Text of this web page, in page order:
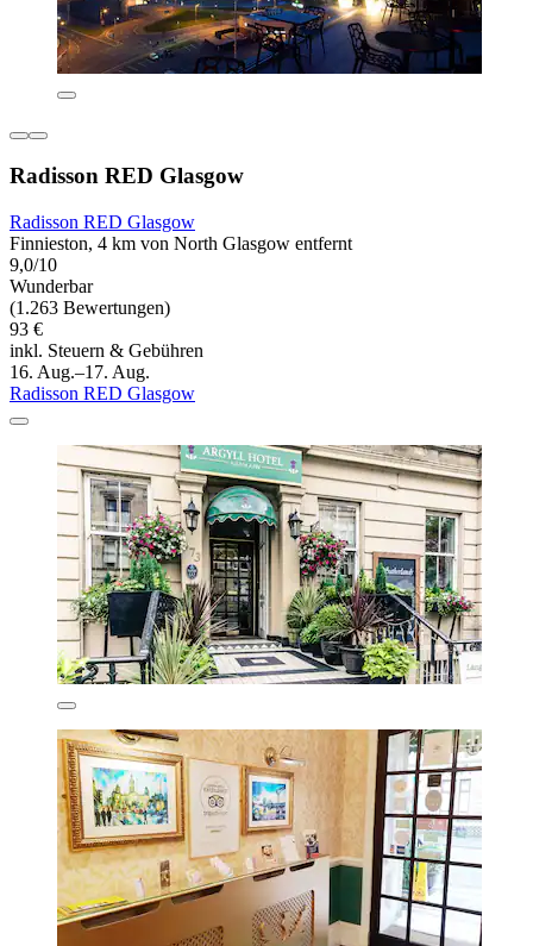
Radisson RED Glasgow
Radisson RED Glasgow
Finnieston, 4 km von North Glasgow entfernt
9,0/10
Wunderbar
(1.263 Bewertungen)
93 €
inkl. Steuern & Gebühren
16. Aug.–17. Aug.
Radisson RED Glasgow